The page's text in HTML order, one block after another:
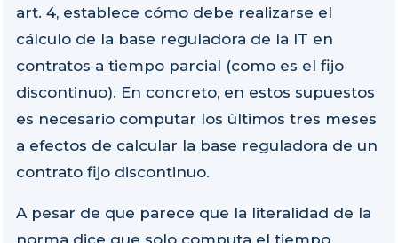
art. 4, establece cómo debe realizarse el
cálculo de la base reguladora de la IT en
contratos a tiempo parcial (como es el fijo
discontinuo). En concreto, en estos supuestos
es necesario computar los últimos tres meses
a efectos de calcular la base reguladora de un
contrato fijo discontinuo.
A pesar de que parece que la literalidad de la
norma dice que solo computa el tiempo